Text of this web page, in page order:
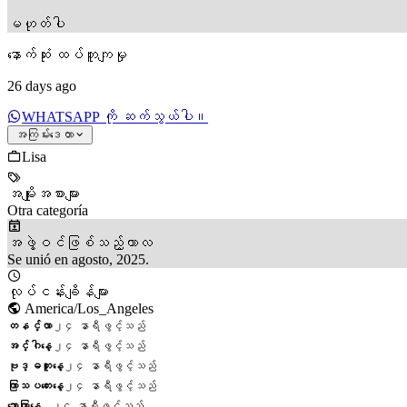
မဟုတ်ပါ
နောက်ဆုံး ထပ်တူကျမှု
26 days ago
WHATSAPP ကို ဆက်သွယ်ပါ။
အကြမ်းဒေတာ
Lisa
အမျိုးအစားများ
Otra categoría
အဖွဲ့ဝင်ဖြစ်သည့်ကာလ
Se unió en agosto, 2025.
လုပ်ငန်းချိန်များ
America/Los_Angeles
တနင်္လာ၂၄ နာရီဖွင့်သည်
အင်္ဂါနေ့ ၂၄ နာရီဖွင့်သည်
ဗုဒ္ဓဟူးနေ့ ၂၄ နာရီဖွင့်သည်
ကြာသပတေးနေ့ ၂၄ နာရီဖွင့်သည်